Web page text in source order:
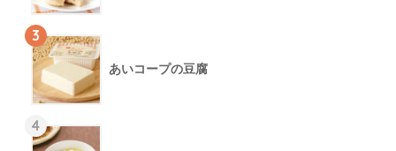
3
あいコープの豆腐
4